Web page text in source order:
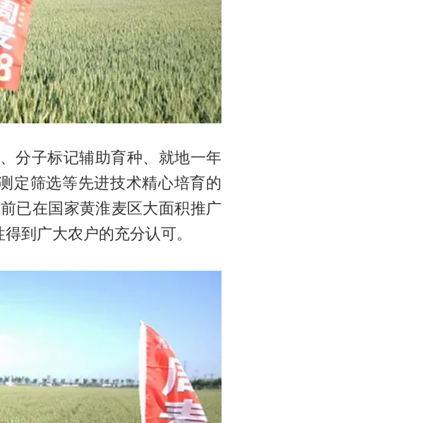
分子标记辅助育种、就地一年
定筛选等先进技术精心培育的
已在国家黄淮麦区大面积推广
到广大农户的充分认可。